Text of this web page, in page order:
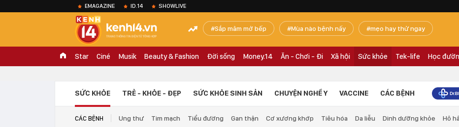
EMAGAZINE ID.14 SHOWLIVE
Sắp mâm mở bếp Mùa nào bệnh nấy mẹo hay thử ngay
Star Ciné Musik Beauty & Fashion Đời sống Money.14 Ăn - Chơi - Đi Xã hội Sức khỏe Tek-life Học
SỨC KHỎE TRẺ - KHỎE - ĐẸP SỨC KHỎE SINH SẢN CHUYỆN NGHỀ Y VACCINE CÁC BỆNH
CÁC BỆNH Ung thư Tim mạch Tiểu đường Gan thận Cơ xương khớp Tiêu hóa Da liễu Dinh dưỡng khỏe Hô